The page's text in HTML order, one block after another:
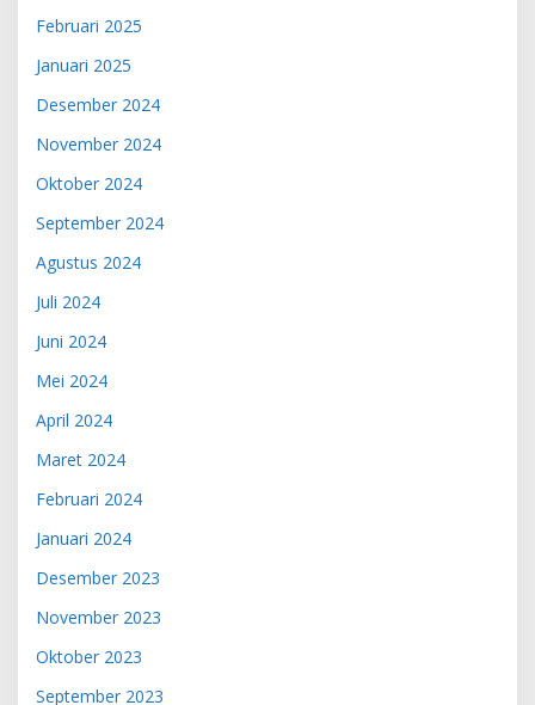
Februari 2025
Januari 2025
Desember 2024
November 2024
Oktober 2024
September 2024
Agustus 2024
Juli 2024
Juni 2024
Mei 2024
April 2024
Maret 2024
Februari 2024
Januari 2024
Desember 2023
November 2023
Oktober 2023
September 2023